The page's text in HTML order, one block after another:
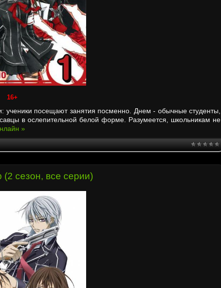
16+
ученики посещают занятия посменно. Днем - обычные студенты,
в ослепительной белой форме. Разумеется, школьникам не
»
сезон, все серии)